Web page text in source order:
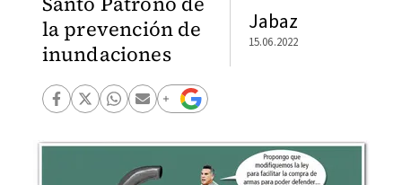
la prevención de
inundaciones
Jabaz
15.06.2022